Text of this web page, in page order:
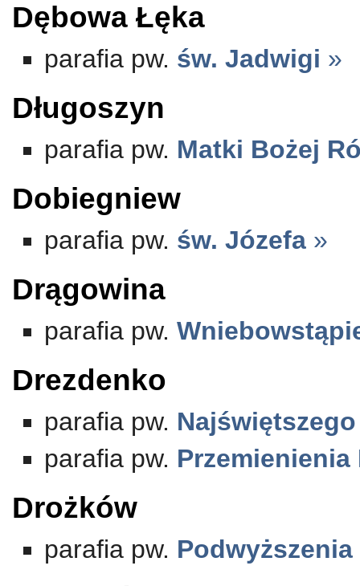
Dębowa Łęka
parafia pw. św. Jadwigi »
Długoszyn
parafia pw. Matki Bożej
Dobiegniew
parafia pw. św. Józefa »
Drągowina
parafia pw.
Drezdenko
parafia pw.
parafia pw.
Drożków
parafia pw.